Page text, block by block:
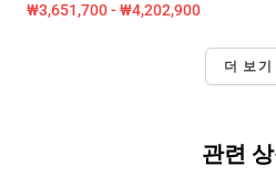
₩3,651,700 - ₩4,202,900
더 보기
관련